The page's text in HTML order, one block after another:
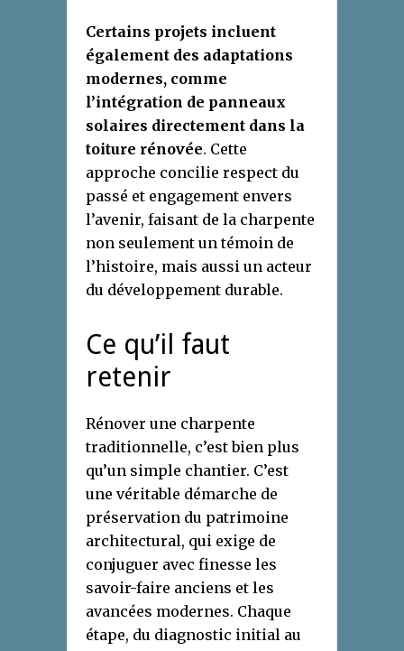
Certains projets incluent
également des adaptations
modernes, comme
l’intégration de panneaux
solaires directement dans la
toiture rénovée. Cette
approche concilie respect du
passé et engagement envers
l’avenir, faisant de la charpente
non seulement un témoin de
l’histoire, mais aussi un acteur
du développement durable.
Ce qu’il faut
retenir
Rénover une charpente
traditionnelle, c’est bien plus
qu’un simple chantier. C’est
une véritable démarche de
préservation du patrimoine
architectural, qui exige de
conjuguer avec finesse les
savoir-faire anciens et les
avancées modernes. Chaque
étape, du diagnostic initial au